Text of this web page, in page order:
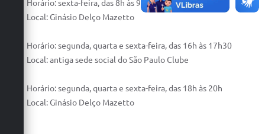
Horário: sexta-feira, das 8h às 9h30
Local: Ginásio Delço Mazetto
Horário: segunda, quarta e sexta-feira, das 16h às 17h30
Local: antiga sede social do São Paulo Clube
Horário: segunda, quarta e sexta-feira, das 18h às 20h
Local: Ginásio Delço Mazetto